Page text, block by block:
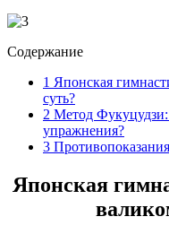
Содержание
1 Японская
суть?
2 Метод
упражнения?
3 Противопоказания
Японская